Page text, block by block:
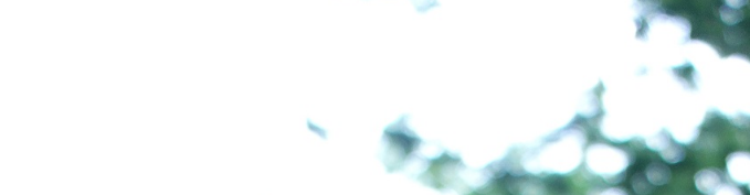
その他
街歩き
大阪城周辺
ベイエリア
（USJ・海遊館）
カフェ